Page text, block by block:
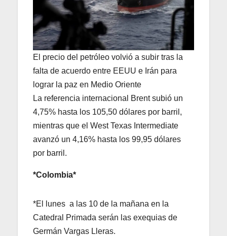
El precio del petróleo volvió a subir tras la
falta de acuerdo entre EEUU e Irán para
lograr la paz en Medio Oriente
La referencia internacional Brent subió un
4,75% hasta los 105,50 dólares por barril,
mientras que el West Texas Intermediate
avanzó un 4,16% hasta los 99,95 dólares
por barril.
*Colombia*
*El lunes a las 10 de la mañana en la
Catedral Primada serán las exequias de
Germán Vargas Lleras.